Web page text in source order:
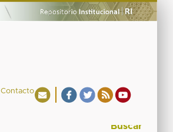
Contacto
Buscar